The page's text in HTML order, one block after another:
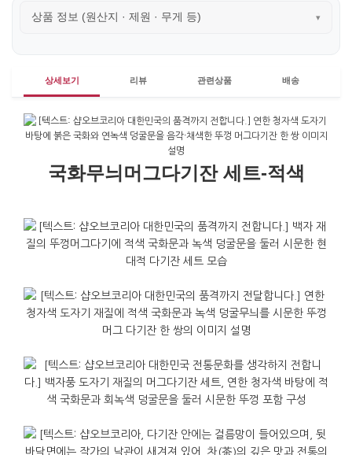
상품 정보 (원산지 · 제원 · 무게 등) ▾
상세보기 리뷰 관련상품 배송
국화무늬머그다기잔 세트-적색